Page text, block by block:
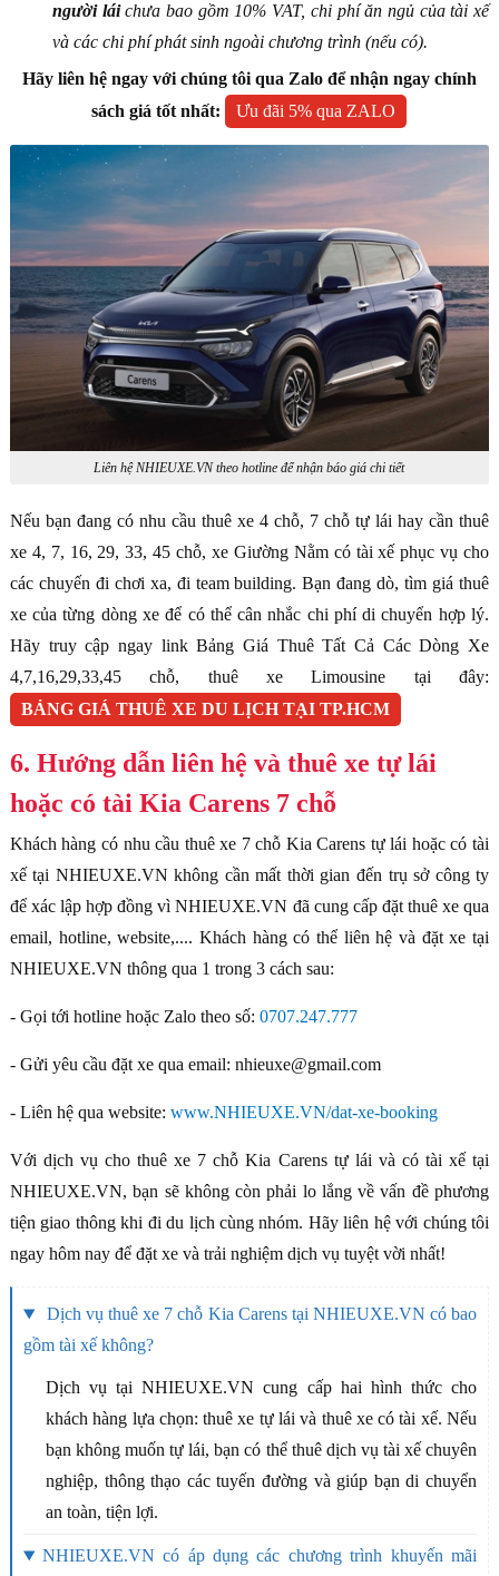
người láichưa bao gồm 10% VAT, chi phí ăn ngủ của tài xế
và các chi phí phát sinh ngoài chương trình (nếu có).
Hãy liên hệ ngay với chúng tôi qua Zalo để nhận ngay chính
sách giá tốt nhất:
Ưu đãi 5% qua ZALO
Liên hệ NHIEUXE.VN theo hotline để nhận báo giá chi tiết
Nếu bạn đang có nhu cầu thuê xe 4 chỗ, 7 chỗ tự lái hay cần thuê
xe 4, 7, 16, 29, 33, 45 chỗ, xe Giường Nằm có tài xế phục vụ cho
các chuyến đi chơi xa, đi team building. Bạn đang dò, tìm giá thuê
xe của từng dòng xe để có thể cân nhắc chi phí di chuyển hợp lý.
Hãy truy cập ngay link Bảng Giá Thuê Tất Cả Các Dòng Xe
4,7,16,29,33,45 chỗ, thuê xe Limousine tại đây:
BẢNG GIÁ THUÊ XE DU LỊCH TẠI TP.HCM
6. Hướng dẫn liên hệ và thuê xe tự lái
hoặc có tài Kia Carens 7 chỗ
Khách hàng có nhu cầu thuê xe 7 chỗ Kia Carens tự lái hoặc có tài
xế tại NHIEUXE.VN không cần mất thời gian đến trụ sở công ty
để xác lập hợp đồng vì NHIEUXE.VN đã cung cấp đặt thuê xe qua
email, hotline, website,.... Khách hàng có thể liên hệ và đặt xe tại
NHIEUXE.VN thông qua 1 trong 3 cách sau:
- Gọi tới hotline hoặc Zalo theo số: 0707.247.777
- Gửi yêu cầu đặt xe qua email: nhieuxe@gmail.com
- Liên hệ qua website: www.NHIEUXE.VN/dat-xe-booking
Với dịch vụ cho thuê xe 7 chỗ Kia Carens tự lái và có tài xế tại
NHIEUXE.VN, bạn sẽ không còn phải lo lắng về vấn đề phương
tiện giao thông khi đi du lịch cùng nhóm. Hãy liên hệ với chúng tôi
ngay hôm nay để đặt xe và trải nghiệm dịch vụ tuyệt vời nhất!
Dịch vụ thuê xe 7 chỗ Kia Carens tại NHIEUXE.VN có bao
gồm tài xế không?
Dịch vụ tại NHIEUXE.VN cung cấp hai hình thức cho
khách hàng lựa chọn: thuê xe tự lái và thuê xe có tài xế. Nếu
bạn không muốn tự lái, bạn có thể thuê dịch vụ tài xế chuyên
nghiệp, thông thạo các tuyến đường và giúp bạn di chuyển
an toàn, tiện lợi.
NHIEUXE.VN có áp dụng các chương trình khuyến mãi